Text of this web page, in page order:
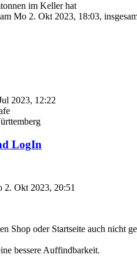
im Keller hat
am Mo 2. Okt 2023, 18:03,
2023, 12:22
LogIn
2. Okt 2023, 20:51
Shop oder Startseite auch nicht
bessere Auffindbarkeit.